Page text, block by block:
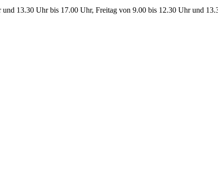
13.30 Uhr bis 17.00 Uhr, Freitag von 9.00 bis 12.30 Uhr und